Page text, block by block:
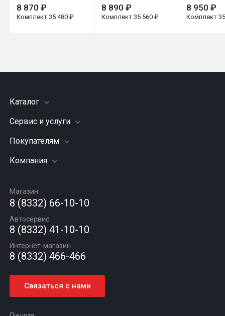
8 870 ₽
Комплект 35 480 ₽
8 890 ₽
Комплект 35 560 ₽
8 950 ₽
Комплект
Каталог
Шины
Грузовые шины
Диски
Автомасла
Сервис и услуги
Заправка кондиционера
Подвеска (ходовая часть)
Шиномонтаж
Покупателям
Акции
Гарантии и возврат
Компания
Вакансии
Новости
Статьи
Контакты
Магазин
8 (8332) 66-10-10
Автосервис
8 (8332) 41-10-10
Интернет-магазин
8 (8332) 466-466
Связаться с нами